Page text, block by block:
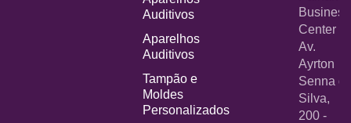
Auditivos
Aparelhos
Auditivos
Tampão e
Moldes
Personalizados
Business
Center -
Av.
Ayrton
Senna
Silva,
200 -